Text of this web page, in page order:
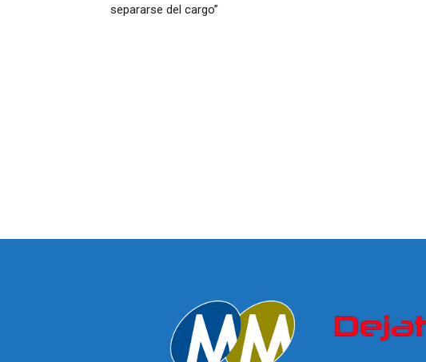
separarse del cargo”